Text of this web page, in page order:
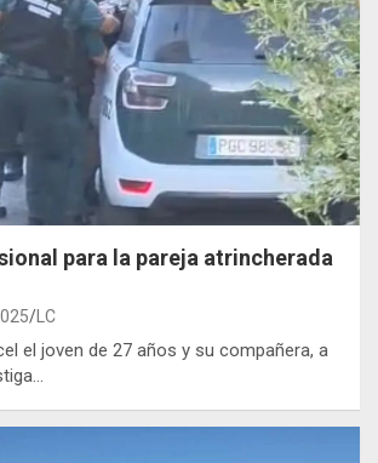
para la pareja atrincherada
LC
el joven de 27 años y su compañera, a